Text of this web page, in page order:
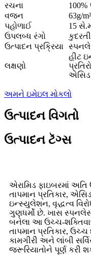
રચના
100%
વજન
63g/
પહોળાઈ
15
ઉપલબ્ધ રંગો
ઉત્પાદન પ્રક્રિયા
લક્ષણો
હીટ
એસિડ
અમને ઇમેઇલ મોકલો
ઉત્પાદન વિગતો
ઉત્પાદન ટૅગ્સ
એરામિડ ફાઇબરમાં
તાપમાન પ્રતિકાર,
ઇન્સ્યુલેશન, વૃદ્ધત્વ
ગુણધર્મો છે. ખાસ સ્પનલેસ
બનેલા આ ઉચ્ચ-
તાપમાન પ્રતિકાર,
કામગીરી અને લાંબી
જરૂરિયાતોને પૂર્ણ કરી